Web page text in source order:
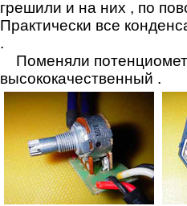
грешили и на них , по
Практически все
.
Поменяли
высококачественный .